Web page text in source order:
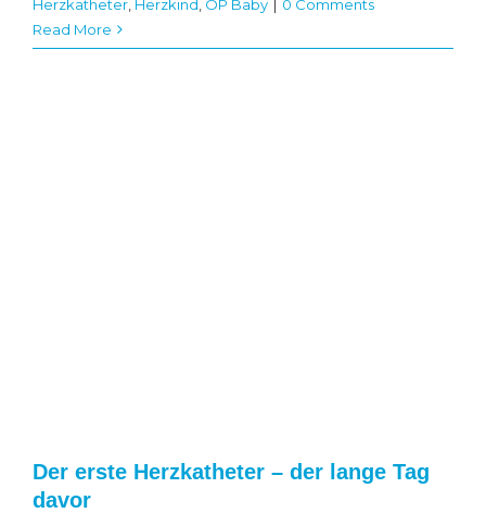
Herzkatheter, Herzkind OP Baby | 0 Comments
Read More
Der erste Herzkatheter – der lange Tag
davor